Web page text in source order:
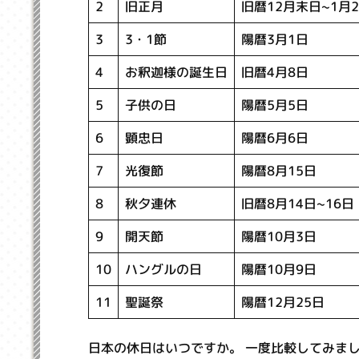
2 旧正月 旧暦12月末日~1月
3 3・1節 陽暦3月1日
4 お釈迦様の誕生日 旧暦4月8日
5 子供の日 陽暦5月5日
6 顕忠日 陽暦6月6日
7 光復節 陽暦8月15日
8 秋夕連休 旧暦8月14日~16日
9 開天節 陽暦10月3日
10 ハングルの日 陽暦10月9日
11 聖誕祭 陽暦12月25日
日本の休日はいつですか。 一度比較してみまし